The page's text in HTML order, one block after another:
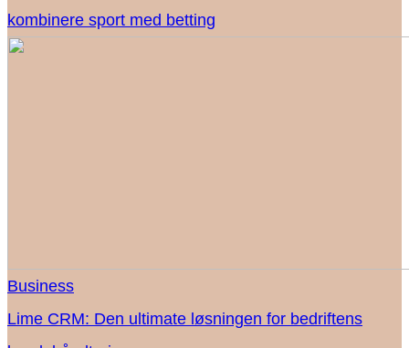
kombinere sport med betting
Business
Lime CRM: Den ultimate løsningen for bedriftens